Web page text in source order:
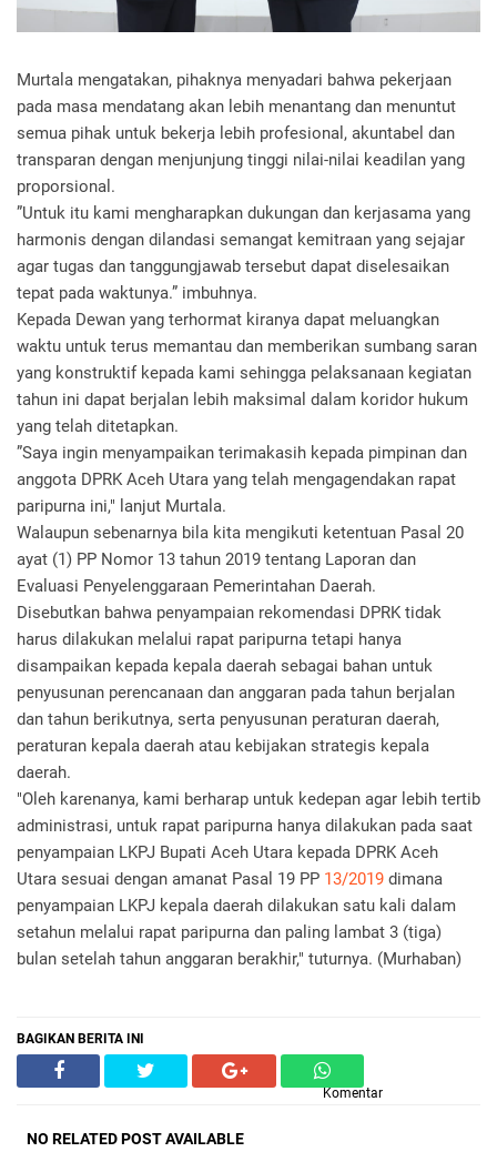
Murtala mengatakan, pihaknya menyadari bahwa pekerjaan
pada masa mendatang akan lebih menantang dan menuntut
semua pihak untuk bekerja lebih profesional, akuntabel dan
transparan dengan menjunjung tinggi nilai-nilai keadilan yang
proporsional.
”Untuk itu kami mengharapkan dukungan dan kerjasama yang
harmonis dengan dilandasi semangat kemitraan yang sejajar
agar tugas dan tanggungjawab tersebut dapat diselesaikan
tepat pada waktunya.” imbuhnya.
Kepada Dewan yang terhormat kiranya dapat meluangkan
waktu untuk terus memantau dan memberikan sumbang saran
yang konstruktif kepada kami sehingga pelaksanaan kegiatan
tahun ini dapat berjalan lebih maksimal dalam koridor hukum
yang telah ditetapkan.
”Saya ingin menyampaikan terimakasih kepada pimpinan dan
anggota DPRK Aceh Utara yang telah mengagendakan rapat
paripurna ini," lanjut Murtala.
Walaupun sebenarnya bila kita mengikuti ketentuan Pasal 20
ayat (1) PP Nomor 13 tahun 2019 tentang Laporan dan
Evaluasi Penyelenggaraan Pemerintahan Daerah.
Disebutkan bahwa penyampaian rekomendasi DPRK tidak
harus dilakukan melalui rapat paripurna tetapi hanya
disampaikan kepada kepala daerah sebagai bahan untuk
penyusunan perencanaan dan anggaran pada tahun berjalan
dan tahun berikutnya, serta penyusunan peraturan daerah,
peraturan kepala daerah atau kebijakan strategis kepala
daerah.
"Oleh karenanya, kami berharap untuk kedepan agar lebih tertib
administrasi, untuk rapat paripurna hanya dilakukan pada saat
penyampaian LKPJ Bupati Aceh Utara kepada DPRK Aceh
Utara sesuai dengan amanat Pasal 19 PP 13/2019 dimana
penyampaian LKPJ kepala daerah dilakukan satu kali dalam
setahun melalui rapat paripurna dan paling lambat 3 (tiga)
bulan setelah tahun anggaran berakhir," tuturnya. (Murhaban)
BAGIKAN BERITA INI
Komentar
NO RELATED POST AVAILABLE